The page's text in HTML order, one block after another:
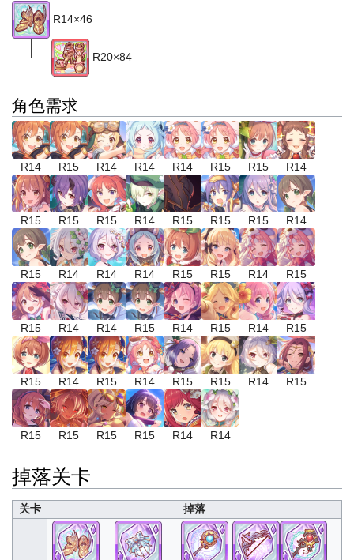
R14×46
R20×84
角色需求
R14 R15 R14 R14 R14 R15 R15 R14
R15 R15 R15 R14 R15 R15 R15 R14
R15 R14 R14 R14 R15 R15 R14 R15
R15 R14 R14 R15 R14 R15 R14 R15
R15 R14 R15 R14 R15 R15 R14 R15
R15 R15 R15 R15 R14 R14
掉落关卡
关卡 掉落